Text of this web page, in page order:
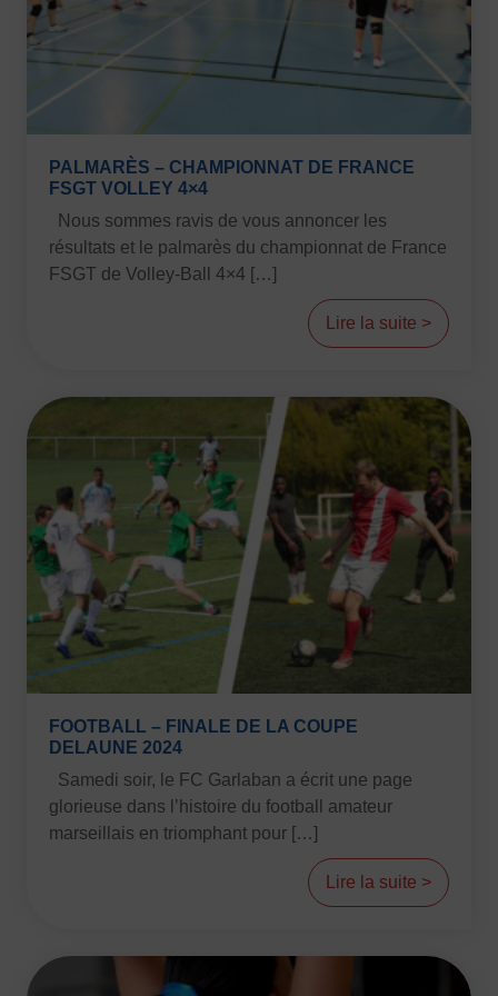
PALMARÈS – CHAMPIONNAT DE FRANCE
FSGT VOLLEY 4×4
Nous sommes ravis de vous annoncer les
résultats et le palmarès du championnat de France
FSGT de Volley-Ball 4×4 […]
Lire la suite >
FOOTBALL – FINALE DE LA COUPE
DELAUNE 2024
Samedi soir, le FC Garlaban a écrit une page
glorieuse dans l’histoire du football amateur
marseillais en triomphant pour […]
Lire la suite >